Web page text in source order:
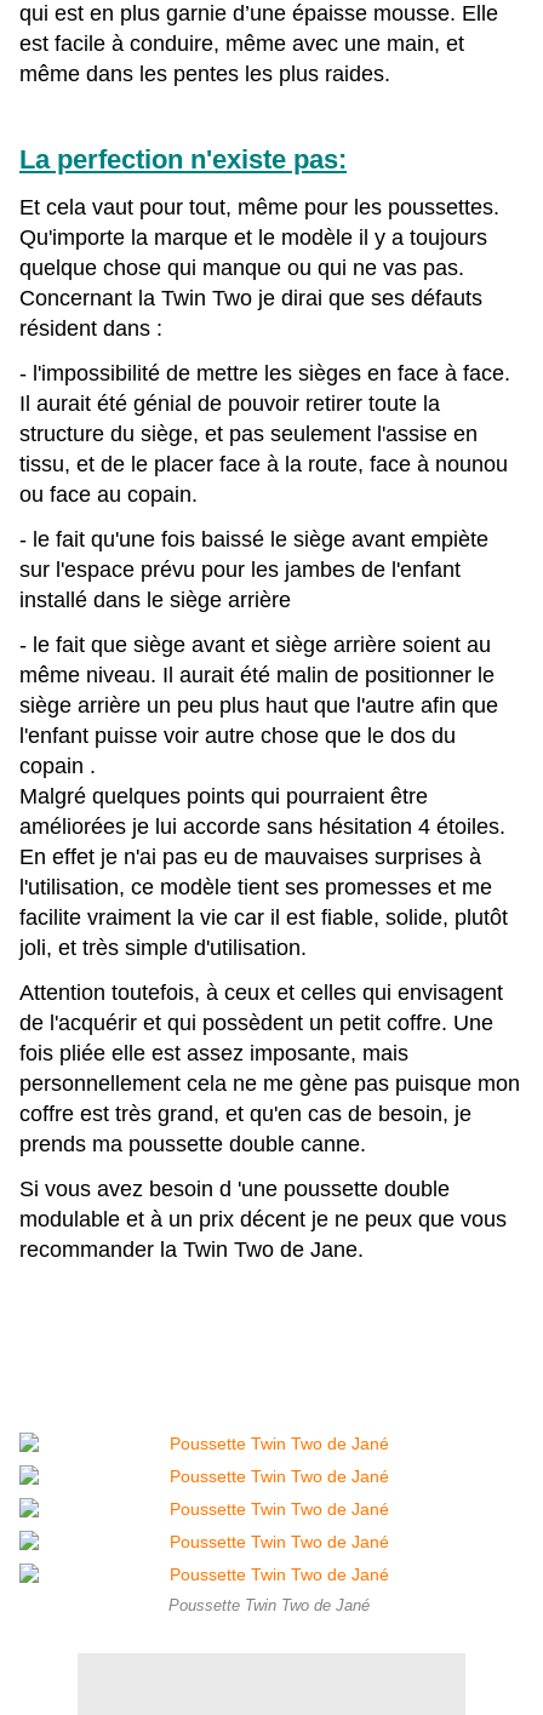
qui est en plus garnie d’une épaisse mousse. Elle
est facile à conduire, même avec une main, et
même dans les pentes les plus raides.
La perfection n'existe pas:
Et cela vaut pour tout, même pour les poussettes.
Qu'importe la marque et le modèle il y a toujours
quelque chose qui manque ou qui ne vas pas.
Concernant la Twin Two je dirai que ses défauts
résident dans :
- l'impossibilité de mettre les sièges en face à face.
Il aurait été génial de pouvoir retirer toute la
structure du siège, et pas seulement l'assise en
tissu, et de le placer face à la route, face à nounou
ou face au copain.
- le fait qu'une fois baissé le siège avant empiète
sur l'espace prévu pour les jambes de l'enfant
installé dans le siège arrière
- le fait que siège avant et siège arrière soient au
même niveau. Il aurait été malin de positionner le
siège arrière un peu plus haut que l'autre afin que
l'enfant puisse voir autre chose que le dos du
copain .
Malgré quelques points qui pourraient être
améliorées je lui accorde sans hésitation 4 étoiles.
En effet je n'ai pas eu de mauvaises surprises à
l'utilisation, ce modèle tient ses promesses et me
facilite vraiment la vie car il est fiable, solide, plutôt
joli, et très simple d'utilisation.
Attention toutefois, à ceux et celles qui envisagent
de l'acquérir et qui possèdent un petit coffre. Une
fois pliée elle est assez imposante, mais
personnellement cela ne me gène pas puisque mon
coffre est très grand, et qu'en cas de besoin, je
prends ma poussette double canne.
Si vous avez besoin d 'une poussette double
modulable et à un prix décent je ne peux que vous
recommander la Twin Two de Jane.
Poussette Twin Two de Jané